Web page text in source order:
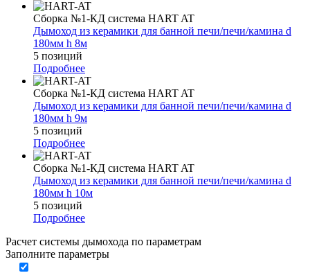
Сборка №1-КД система HART AT
Дымоход из керамики для банной печи/печи/камина d
180мм h 8м
5 позиций
Подробнее
Сборка №1-КД система HART AT
Дымоход из керамики для банной печи/печи/камина d
180мм h 9м
5 позиций
Подробнее
Сборка №1-КД система HART AT
Дымоход из керамики для банной печи/печи/камина d
180мм h 10м
5 позиций
Подробнее
Расчет системы дымохода по параметрам
Заполните параметры